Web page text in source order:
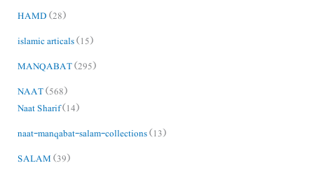
HAMD(28)
islamic articals(15)
MANQABAT(295)
NAAT(568)
Naat Sharif(14)
naat-manqabat-salam-collections(13)
SALAM(39)